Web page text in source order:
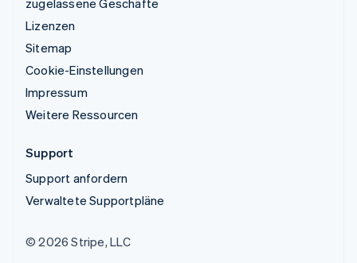
Lizenzen
Sitemap
Cookie-Einstellungen
Impressum
Weitere Ressourcen
Support
Support anfordern
Verwaltete Supportpläne
© 2026 Stripe, LLC